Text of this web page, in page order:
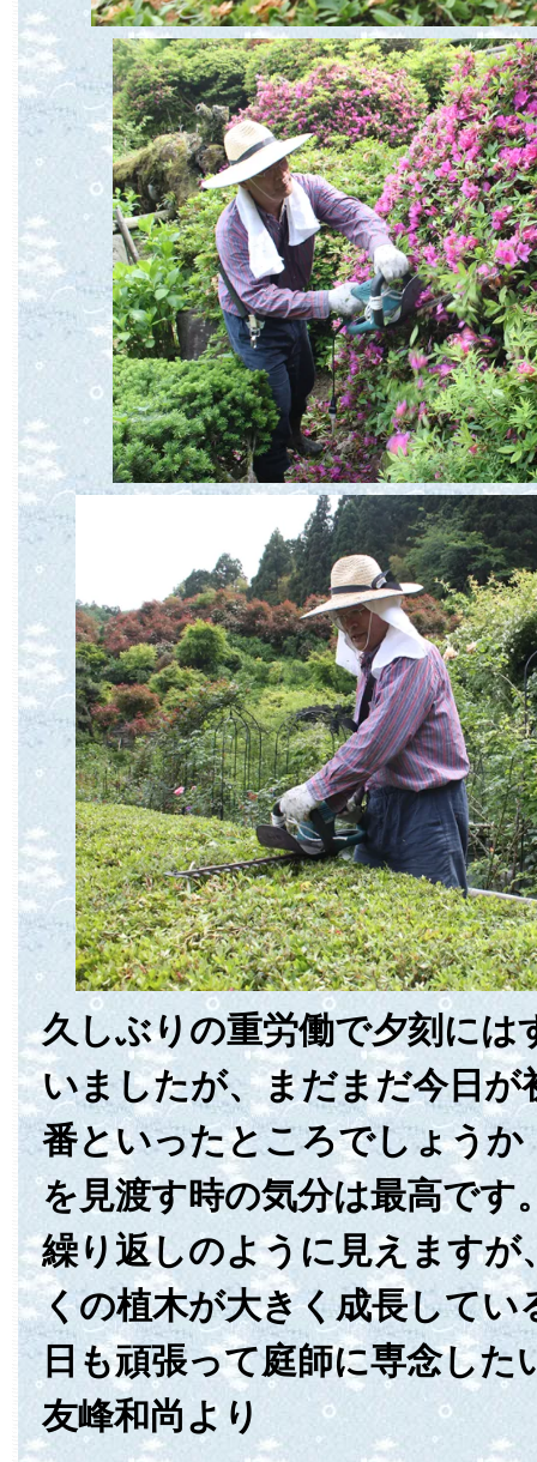
久しぶりの重労働で夕刻には
いましたが、まだまだ今日が
番といったところでしょうか
を見渡す時の気分は最高です
繰り返しのように見えますが
くの植木が大きく成長してい
日も頑張って庭師に専念し
友峰和尚より